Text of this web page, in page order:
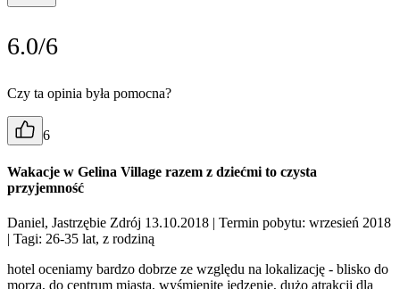
6.0/6
Czy ta opinia była pomocna?
6
Wakacje w Gelina Village razem z dziećmi to czysta
przyjemność
Daniel, Jastrzębie Zdrój 13.10.2018 | Termin pobytu: wrzesień 2018
| Tagi: 26-35 lat, z rodziną
hotel oceniamy bardzo dobrze ze względu na lokalizację - blisko do
morza, do centrum miasta, wyśmienite jedzenie, dużo atrakcji dla